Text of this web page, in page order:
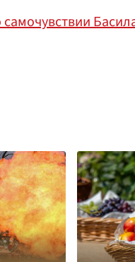
самочувствии